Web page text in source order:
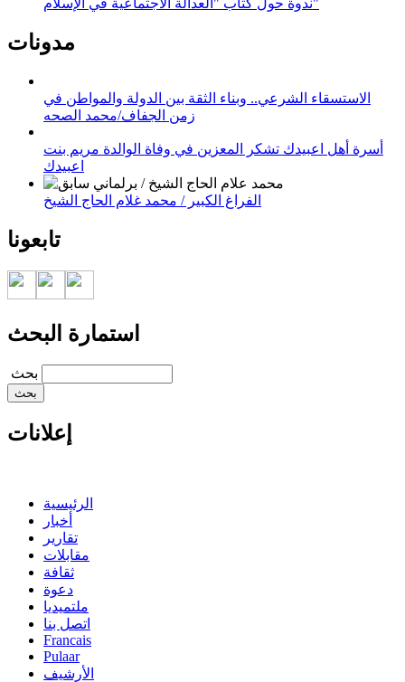
ندوة حول كتاب "العدالة الاجتماعية في الإسلام"
مدونات
الاستسقاء الشرعي.. وبناء الثقة بين الدولة والمواطن في
زمن الجفاف/محمد الصحه
أسرة أهل اعبيدك تشكر المعزين في وفاة الوالدة مريم بنت
اعبيدك
الفراغ الكبير / محمد غلام الحاج الشيخ
تابعونا
استمارة البحث
‏بحث ‏
إعلانات
الرئيسية
أخبار
تقارير
مقابلات
ثقافة
دعوة
ملتميديا
اتصل بنا
Francais
Pulaar
الأرشيف